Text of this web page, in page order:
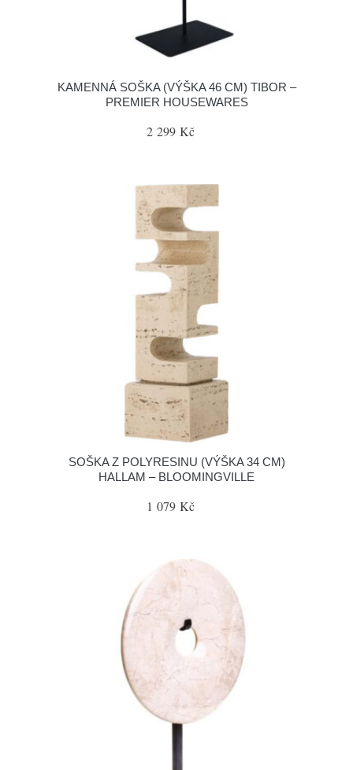
KAMENNÁ SOŠKA (VÝŠKA 46 CM) TIBOR –
PREMIER HOUSEWARES
2 299 Kč
SOŠKA Z POLYRESINU (VÝŠKA 34 CM)
HALLAM – BLOOMINGVILLE
1 079 Kč